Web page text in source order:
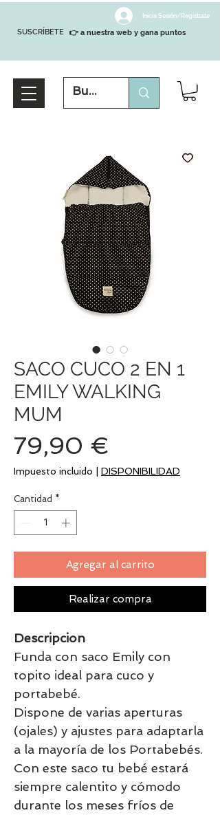
SUSCRÍBETE
Inicia Sesión/Regístrate
👉 a nuestra web y gana puntos
SACO CUCO 2 EN 1
EMILY WALKING
MUM
79,90 €
Impuesto incluido DISPONIBILIDAD
Cantidad *
Agregar al carrito
Realizar compra
Descripcion
Funda con saco Emily con
topito ideal para cuco y
portabebé.
Dispone de varias aperturas
(ojales) y ajustes para adaptarla
a la mayoría de los Portabebés.
Con este saco tu bebé estará
siempre calentito y cómodo
durante los meses fríos de